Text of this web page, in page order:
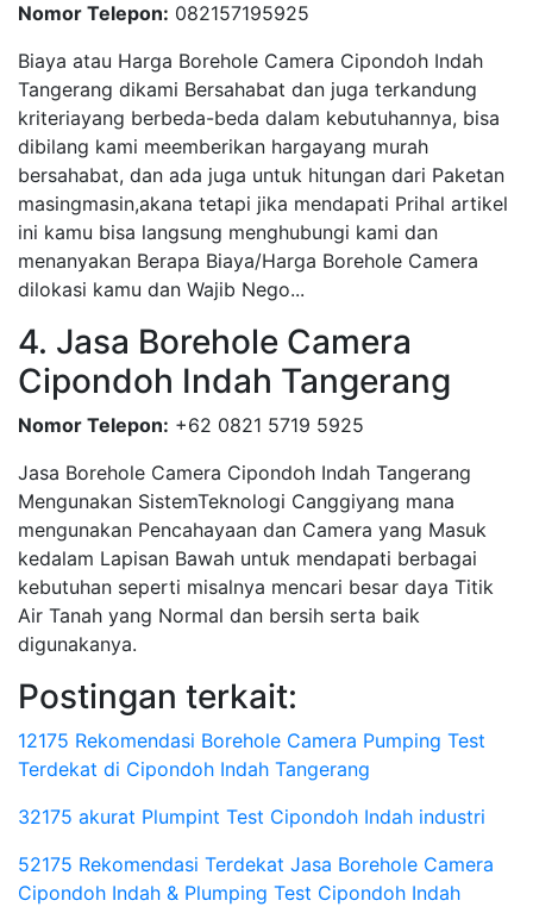
Nomor Telepon: 082157195925
Biaya atau Harga Borehole Camera Cipondoh Indah
Tangerang dikami Bersahabat dan juga terkandung
kriteriayang berbeda-beda dalam kebutuhannya, bisa
dibilang kami meemberikan hargayang murah
bersahabat, dan ada juga untuk hitungan dari Paketan
masingmasin,akana tetapi jika mendapati Prihal artikel
ini kamu bisa langsung menghubungi kami dan
menanyakan Berapa Biaya/Harga Borehole Camera
dilokasi kamu dan Wajib Nego...
4. Jasa Borehole Camera
Cipondoh Indah Tangerang
Nomor Telepon: +62 0821 5719 5925
Jasa Borehole Camera Cipondoh Indah Tangerang
Mengunakan SistemTeknologi Canggiyang mana
mengunakan Pencahayaan dan Camera yang Masuk
kedalam Lapisan Bawah untuk mendapati berbagai
kebutuhan seperti misalnya mencari besar daya Titik
Air Tanah yang Normal dan bersih serta baik
digunakanya.
Postingan terkait:
12175 Rekomendasi Borehole Camera Pumping Test
Terdekat di Cipondoh Indah Tangerang
32175 akurat Plumpint Test Cipondoh Indah industri
52175 Rekomendasi Terdekat Jasa Borehole Camera
Cipondoh Indah & Plumping Test Cipondoh Indah